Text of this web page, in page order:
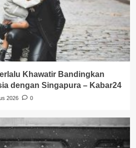
Khawatir Bandingkan
dengan Singapura – Kabar24
2026 0